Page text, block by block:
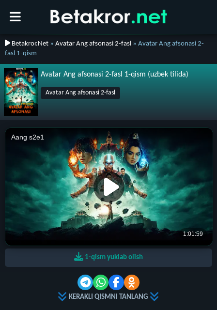
Betakror.Net » Avatar Ang afsonasi 2-fasl » Avatar Ang afsonasi 2-
fasl 1-qism
Avatar Ang afsonasi 2-fasl 1-qism (uzbek tilida)
Avatar Ang afsonasi 2-fasl
1-qism yuklab olish
KERAKLI QISMNI TANLANG